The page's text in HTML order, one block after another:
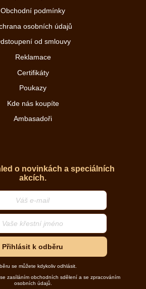
Obchodní podmínky
osobních údajů
od smlouvy
Reklamace
Certifikáty
Poukazy
Kde nás koupíte
Ambasadoři
o novinkách a speciálních
akcích.
Přihlásit k odběru
se můžete kdykoliv odhlásit.
zasíláním obchodních sdělení a se zpracováním
osobních údajů.